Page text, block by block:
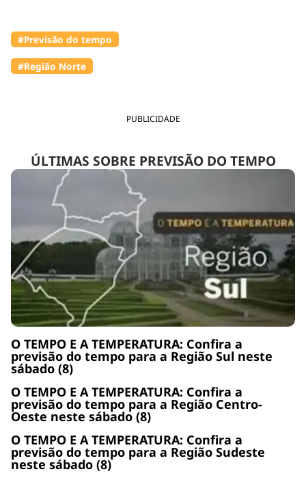
PUBLICIDADE
ÚLTIMAS SOBRE PREVISÃO DO TEMPO
O TEMPO E A TEMPERATURA: Confira a
previsão do tempo para a Região Sul neste
sábado (8)
O TEMPO E A TEMPERATURA: Confira a
previsão do tempo para a Região Centro-
Oeste neste sábado (8)
O TEMPO E A TEMPERATURA: Confira a
previsão do tempo para a Região Sudeste
neste sábado (8)
#Previsão do tempo
#Região Norte